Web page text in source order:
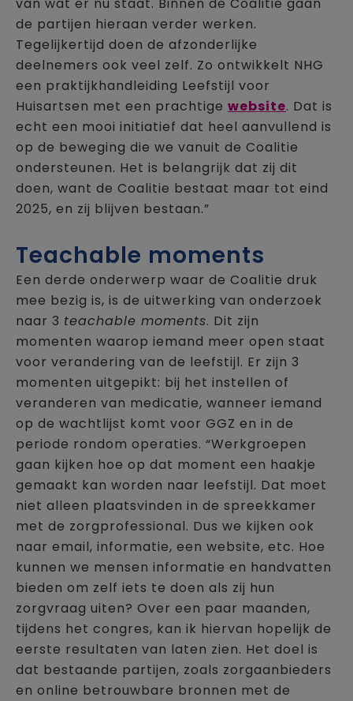
van wat er nu staat. Binnen de Coalitie gaan
de partijen hieraan verder werken.
Tegelijkertijd doen de afzonderlijke
deelnemers ook veel zelf. Zo ontwikkelt NHG
een praktijkhandleiding Leefstijl voor
Huisartsen met een prachtige website. Dat is
echt een mooi initiatief dat heel aanvullend is
op de beweging die we vanuit de Coalitie
ondersteunen. Het is belangrijk dat zij dit
doen, want de Coalitie bestaat maar tot eind
2025, en zij blijven bestaan.”
Teachable moments
Een derde onderwerp waar de Coalitie druk
mee bezig is, is de uitwerking van onderzoek
naar 3 teachable moments. Dit zijn
momenten waarop iemand meer open staat
voor verandering van de leefstijl. Er zijn 3
momenten uitgepikt: bij het instellen of
veranderen van medicatie, wanneer iemand
op de wachtlijst komt voor GGZ en in de
periode rondom operaties. “Werkgroepen
gaan kijken hoe op dat moment een haakje
gemaakt kan worden naar leefstijl. Dat moet
niet alleen plaatsvinden in de spreekkamer
met de zorgprofessional. Dus we kijken ook
naar email, informatie, een website, etc. Hoe
kunnen we mensen informatie en handvatten
bieden om zelf iets te doen als zij hun
zorgvraag uiten? Over een paar maanden,
tijdens het congres, kan ik hiervan hopelijk de
eerste resultaten van laten zien. Het doel is
dat bestaande partijen, zoals zorgaanbieders
en online betrouwbare bronnen met de